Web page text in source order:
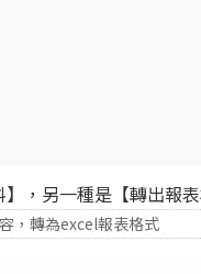
，另一種是【轉出報表
，轉為excel報表格式